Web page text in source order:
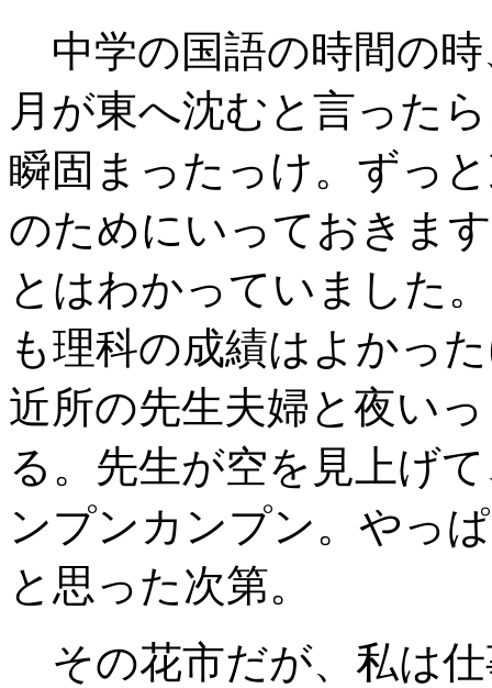
中学の国語の時間の
月が東へ沈むと言った
瞬固まったっけ。ずっ
のためにいっておきま
とはわかっていました
も理科の成績はよかっ
近所の先生夫婦と夜い
る。先生が空を見上げ
ンプンカンプン。やっ
と思った次第。
その花市だが、私は